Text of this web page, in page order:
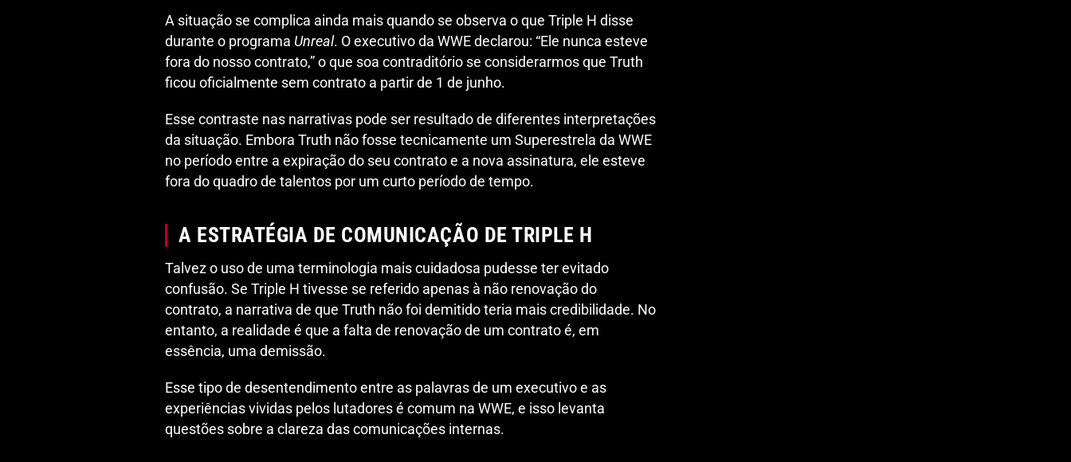
A situação se complica ainda mais quando se observa o que Triple H disse
durante o programa Unreal. O executivo da WWE declarou: “Ele nunca esteve
fora do nosso contrato,” o que soa contraditório se considerarmos que Truth
ficou oficialmente sem contrato a partir de 1 de junho.
Esse contraste nas narrativas pode ser resultado de diferentes interpretações
da situação. Embora Truth não fosse tecnicamente um Superestrela da WWE
no período entre a expiração do seu contrato e a nova assinatura, ele esteve
fora do quadro de talentos por um curto período de tempo.
A ESTRATÉGIA DE COMUNICAÇÃO DE TRIPLE H
Talvez o uso de uma terminologia mais cuidadosa pudesse ter evitado
confusão. Se Triple H tivesse se referido apenas à não renovação do
contrato, a narrativa de que Truth não foi demitido teria mais credibilidade. No
entanto, a realidade é que a falta de renovação de um contrato é, em
essência, uma demissão.
Esse tipo de desentendimento entre as palavras de um executivo e as
experiências vividas pelos lutadores é comum na WWE, e isso levanta
questões sobre a clareza das comunicações internas.